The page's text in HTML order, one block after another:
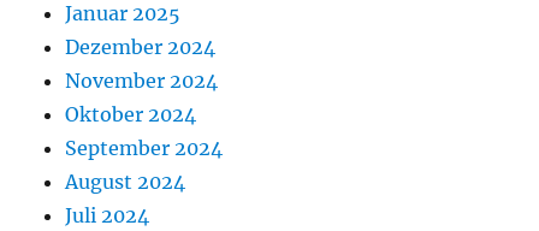
Januar 2025
Dezember 2024
November 2024
Oktober 2024
September 2024
August 2024
Juli 2024